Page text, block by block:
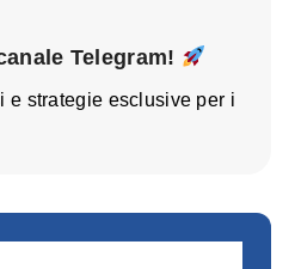
Telegram!
e strategie esclusive per i